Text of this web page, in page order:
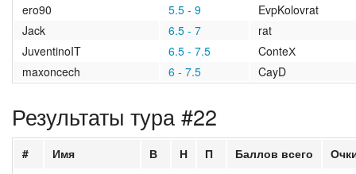
2017/2018
2014/2015
ero90
5.5 - 9
EvpKolovrat
Jack
6.5 - 7
rat
JuventinoIT
6.5 - 7.5
ConteХ
maxoncech
6 - 7.5 CayD
Результаты тура #22
# Имя В Н П Баллов всего